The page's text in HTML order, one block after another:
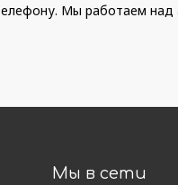
Мы работаем
Мы в сети